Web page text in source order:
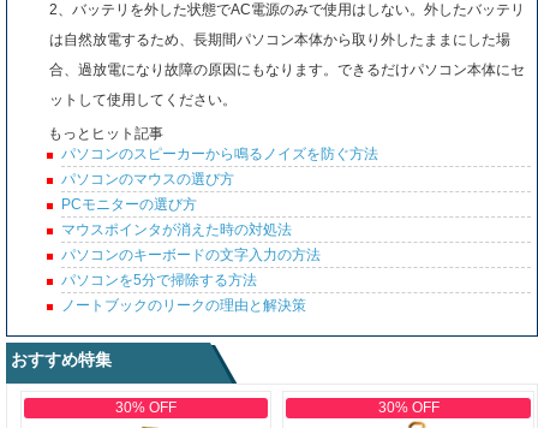
2、バッテリを外した状態でAC電源のみで使用はしない。外したバッテリ
は自然放電するため、長期間パソコン本体から取り外したままにした場
合、過放電になり故障の原因にもなります。できるだけパソコン本体にセ
ットして使用してください。
もっとヒット記事
パソコンのスピーカーから鳴るノイズを防ぐ方法
パソコンのマウスの選び方
PCモニターの選び方
マウスポインタが消えた時の対処法
パソコンのキーボードの文字入力の方法
パソコンを5分で掃除する方法
ノートブックのリークの理由と解決策
おすすめ特集
30% OFF 30% OFF